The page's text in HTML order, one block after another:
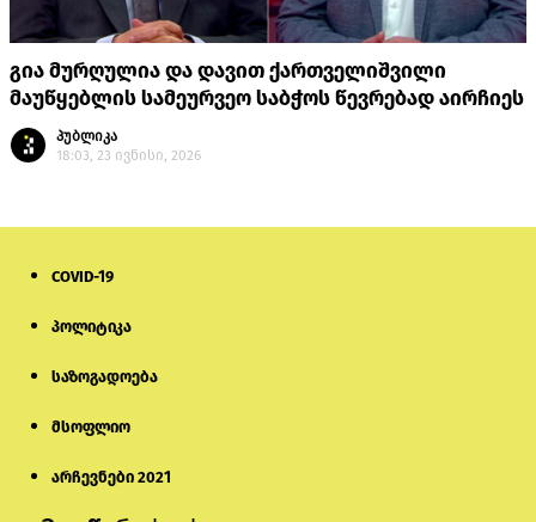
გია მურღულია და დავით ქართველიშვილი
მაუწყებლის სამეურვეო საბჭოს წევრებად აირჩიეს
პუბლიკა
18:03, 23 ივნისი, 2026
COVID-19
პოლიტიკა
საზოგადოება
მსოფლიო
არჩევნები 2021